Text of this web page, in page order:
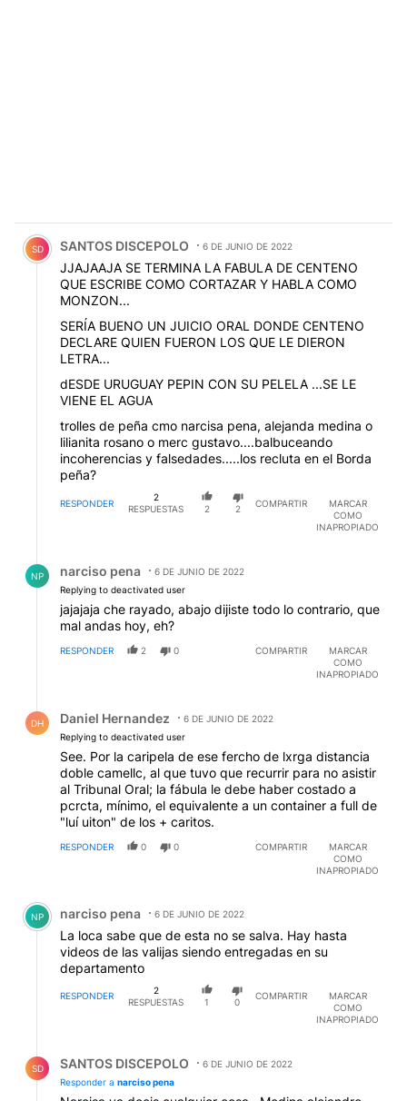
Comentario de SANTOS DISCEPOLO.
SD SANTOS DISCEPOLO 6 DE JUNIO DE 2022
JJAJAAJA SE TERMINA LA FABULA DE CENTENO
QUE ESCRIBE COMO CORTAZAR Y HABLA COMO
MONZON...
SERÍA BUENO UN JUICIO ORAL DONDE CENTENO
DECLARE QUIEN FUERON LOS QUE LE DIERON
LETRA...
dESDE URUGUAY PEPIN CON SU PELELA ...SE LE
VIENE EL AGUA
trolles de peña cmo narcisa pena, alejanda medina o
lilianita rosano o merc gustavo....balbuceando
incoherencias y falsedades.....los recluta en el Borda
peña?
RESPONDER
2
RESPUESTAS
2 2
COMPARTIR
MARCAR
COMO
INAPROPIADO
NP narciso pena
6 DE JUNIO DE 2022
Replying to deactivated user
jajajaja che rayado, abajo dijiste todo lo contrario, que
mal andas hoy, eh?
RESPONDER 2 0 COMPARTIR
MARCAR
COMO
INAPROPIADO
DH Daniel Hernandez
6 DE JUNIO DE 2022
Replying to deactivated user
See. Por la caripela de ese fercho de lxrga distancia
doble camellc, al que tuvo que recurrir para no asistir
al Tribunal Oral; la fábula le debe haber costado a
pcrcta, mínimo, el equivalente a un container a full de
"luí uiton" de los + caritos.
RESPONDER 0 0 COMPARTIR
MARCAR
COMO
INAPROPIADO
Comentario de narciso pena.
NP narciso pena 6 DE JUNIO DE 2022
La loca sabe que de esta no se salva. Hay hasta
videos de las valijas siendo entregadas en su
departamento
RESPONDER
2
RESPUESTAS
1 0
COMPARTIR
MARCAR
COMO
INAPROPIADO
SD SANTOS DISCEPOLO
6 DE JUNIO DE 2022
Responder a narciso pena